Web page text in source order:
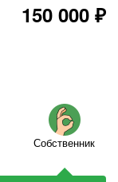
150 000 ₽
Собственник